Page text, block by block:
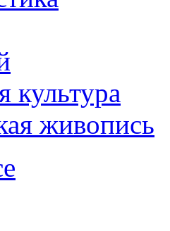
культура
живопись